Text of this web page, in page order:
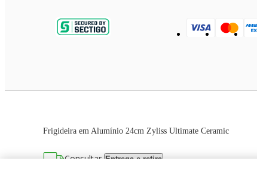
Frigideira em Alumínio 24cm Zyliss Ultimate Ceramic
Consultar Entrega e retira
Preços e condições de
As imagens dos produtos são meramente